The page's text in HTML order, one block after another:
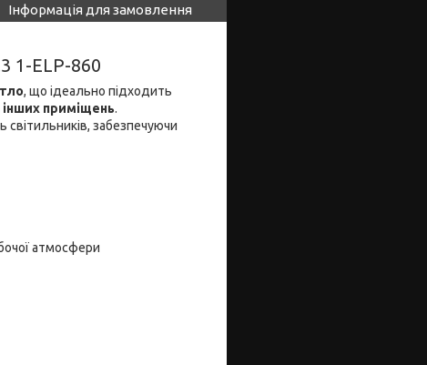
Інформація для замовлення
1-ELP-860
, що ідеально підходить
інших приміщень.
світильників, забезпечуючи
атмосфери